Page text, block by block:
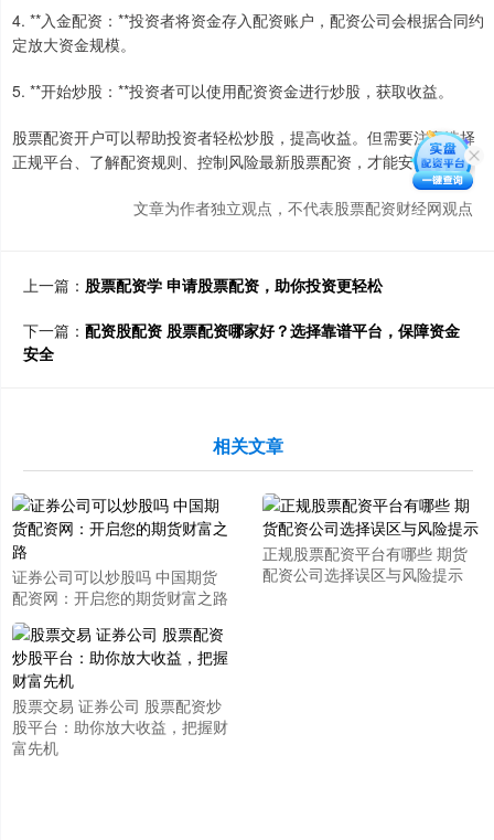
4. **入金配资：**投资者将资金存入配资账户，配资公司会根据合同约
定放大资金规模。
5. **开始炒股：**投资者可以使用配资资金进行炒股，获取收益。
股票配资开户可以帮助投资者轻松炒股，提高收益。但需要注意选择
正规平台、了解配资规则、控制风险最新股票配资，才能安全获利。
文章为作者独立观点，不代表股票配资财经网观点
上一篇： 股票配资学 申请股票配资，助你投资更轻松
下一篇： 配资股配资 股票配资哪家好？选择靠谱平台，保障资金
安全
相关文章
证券公司可以炒股吗 中国期货
配资网：开启您的期货财富之路
正规股票配资平台有哪些 期货
配资公司选择误区与风险提示
股票交易 证券公司 股票配资炒
股平台：助你放大收益，把握财
富先机